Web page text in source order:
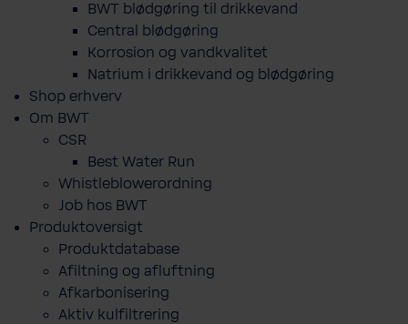
BWT blødgøring til drikkevand
Central blødgøring
Korro­sion og vand­kva­litet
Natrium i drikkevand og blødgøring
Shop erhverv
Om BWT
CSR
Best Water Run
Whistleblowerordning
Job hos BWT
Produktoversigt
Produktdatabase
​Afiltning og afluftning
Afkarbonisering
Aktiv kulfiltrering